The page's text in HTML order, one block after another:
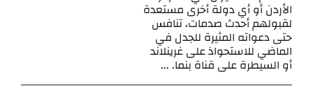
الأردن أو أي دولة أخرى مستعدة
لقبولهم أحدث صدمات، تنافس
حتى دعواته المثيرة للجدل في
الماضي للاستحواذ على غرينلاند
أو السيطرة على قناة بنما. ...